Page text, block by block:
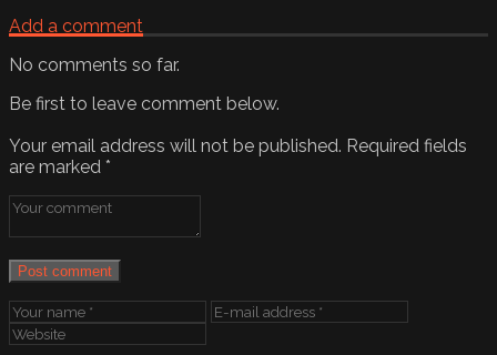
Add a comment
No comments so far.
Be first to leave comment below.
Your email address will not be published. Required fields
are marked *
Post comment